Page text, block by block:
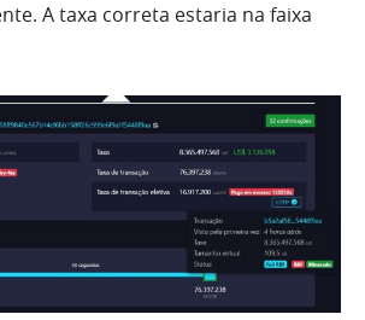
A taxa correta estaria na faixa